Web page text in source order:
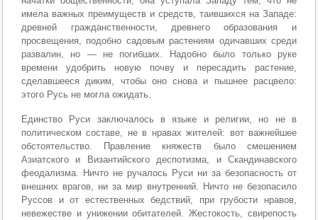
имела важных преимуществ и средств, таившихся на Западе:
древней гражданственности, древнего образова­ния и
просвещения, подобно садовым растениям одичав­ших среди
развалин, но — не погибших. Надобно было только руке
времени удобрить новую почву и пересадить растение,
сделавшееся диким, чтобы оно снова и пышнее расцвело:
этого Русь не могла ожидать.
Единство Руси заключалось в языке и религии, но не в
политическом составе, не в нравах жителей: вот важней­шее
обстоятельство. Правление княжеств было смешени­ем
Азиатского и Византийского деспотизма, и Скандинав­ского
феодализма. Ничто не ручалось Руси ни за безопас­ность от
внешних врагов, ни за мир внутренний. Ничто не безопасило
Руссов и от естественных бедствий, при гру­бости нравов,
невежестве и унижении обитателей. Жес­токость, свирепость